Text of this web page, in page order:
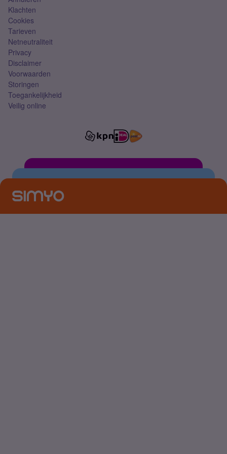
Klachten
Cookies
Tarieven
Netneutraliteit
Privacy
Disclaimer
Voorwaarden
Storingen
Toegankelijkheid
Veilig online